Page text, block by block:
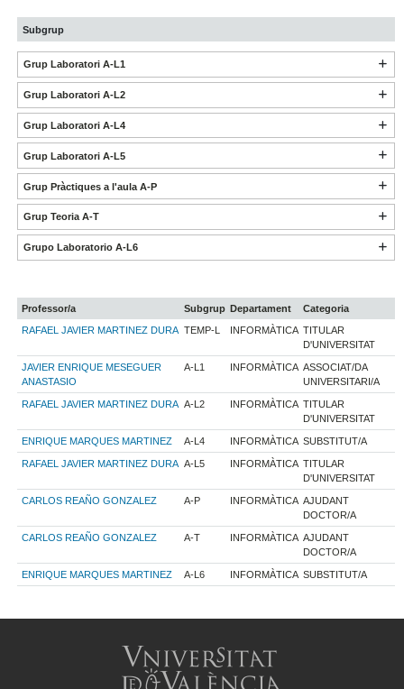
Subgrup
Grup Laboratori A-L1
Grup Laboratori A-L2
Grup Laboratori A-L4
Grup Laboratori A-L5
Grup Pràctiques a l'aula A-P
Grup Teoria A-T
Grupo Laboratorio A-L6
Professor/a Subgrup Departament
Categoria
RAFAEL JAVIER MARTINEZ DURA TEMP-L INFORMÀTICA TITULAR
D'UNIVERSITAT
JAVIER ENRIQUE MESEGUER
ANASTASIO
A-L1 INFORMÀTICA ASSOCIAT/DA
UNIVERSITARI/A
RAFAEL JAVIER MARTINEZ DURA A-L2 INFORMÀTICA TITULAR
D'UNIVERSITAT
ENRIQUE MARQUES MARTINEZ A-L4 INFORMÀTICA SUBSTITUT/A
RAFAEL JAVIER MARTINEZ DURA A-L5 INFORMÀTICA TITULAR
D'UNIVERSITAT
CARLOS REAÑO GONZALEZ A-P INFORMÀTICA AJUDANT
DOCTOR/A
CARLOS REAÑO GONZALEZ A-T INFORMÀTICA AJUDANT
DOCTOR/A
ENRIQUE MARQUES MARTINEZ A-L6 INFORMÀTICA SUBSTITUT/A